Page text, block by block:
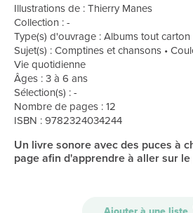
Illustrations de : Thierry Manes
Collection : -
Type(s) d'ouvrage : Albums tout carton
Sujet(s) : Comptines et chansons •
Vie quotidienne
Âges : 3 à 6 ans
Sélection(s) : -
Nombre de pages : 12
ISBN : 9782324034244
Un livre sonore avec des puces à
page afin d'apprendre à aller sur